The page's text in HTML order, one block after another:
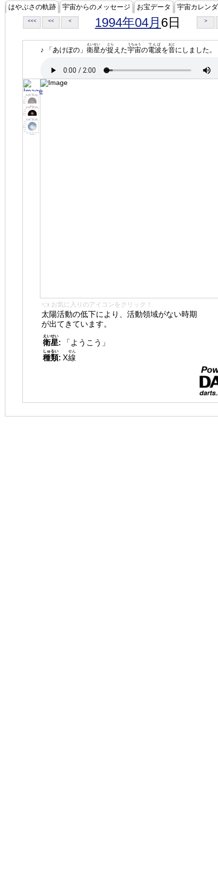
はやぶさの軌跡 宇宙からのメッセージ お宝データ 宇宙カレン
<<< << < 1994年04月 6日 >
♪ 「あけぼの」 衛星
えいせい
が捉
とら
えた宇宙
うちゅう
の電波
でんぱ
を音
おと
にしました。
👈 お気に入りのアイコンをクリック！
太陽活動の低下により、活動領域がない時期
が出てきています。
衛星
えいせい
:
「ようこう」
種類
しゅるい
: X線
せん